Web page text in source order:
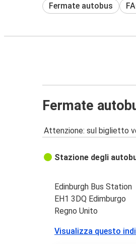
Fermate autobus
Fermate
Attenzione: sul biglietto
Stazione degli
Edinburgh Bus Station
EH1 3DQ Edimburgo
Regno Unito
Visualizza questo